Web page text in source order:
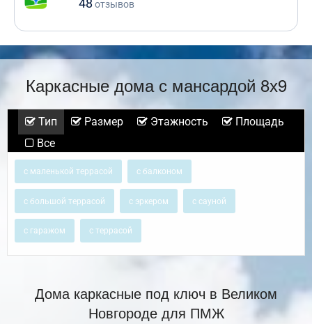
48 отзывов
Каркасные дома с мансардой 8х9
Тип Размер Этажность
Площадь
Все
с маленькой террасой с балконом
с большой террасой с эркером с сауной
с гаражом с террасой
Дома каркасные под ключ в Великом
Новгороде для ПМЖ